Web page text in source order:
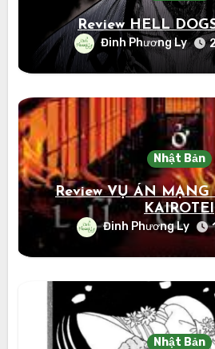
Review HELL
Đinh Phương Ly
Nhật Bản
Review VỤ ÁN
KAIROTEI
Đinh Phương Ly
Nhật Bản